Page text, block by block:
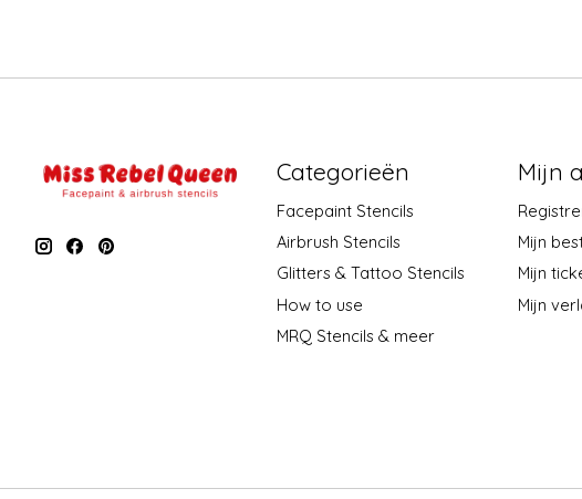
Categorieën
Facepaint Stencils
Airbrush Stencils
Glitters & Tattoo Stencils
How to use
MRQ Stencils & meer
Mijn
Mijn
Mijn
Mijn